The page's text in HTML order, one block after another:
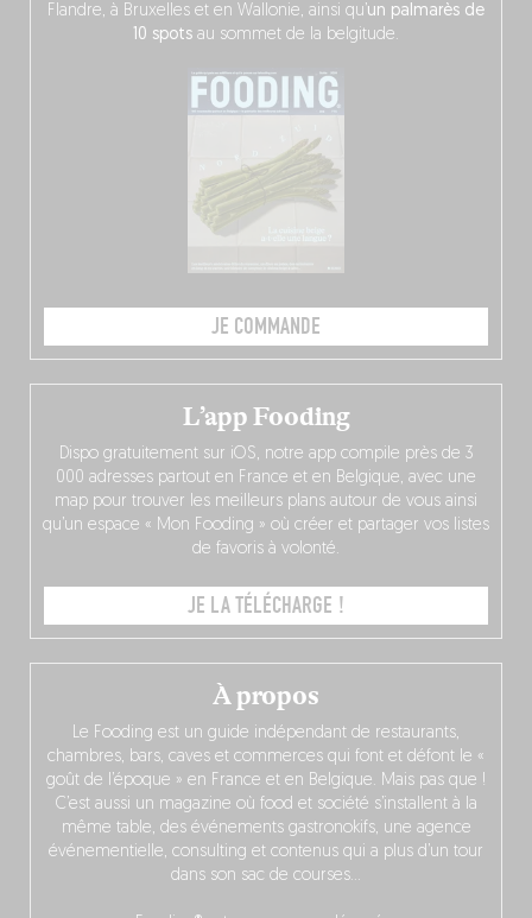
Flandre, à Bruxelles et en Wallonie, ainsi qu’un palmarès de
10 spots au sommet de la belgitude.
JE COMMANDE
À propos
Le Fooding est un guide indépendant de restaurants,
chambres, bars, caves et commerces qui font et défont le «
goût de l’époque » en France et en Belgique. Mais pas que !
C’est aussi un magazine où food et société s’installent à la
même table, des événements gastronokifs, une agence
événementielle, consulting et contenus qui a plus d’un tour
dans son sac de courses…
L’app Fooding
Dispo gratuitement sur iOS, notre app compile près de 3
000 adresses partout en France et en Belgique, avec une
map pour trouver les meilleurs plans autour de vous ainsi
qu’un espace « Mon Fooding » où créer et partager vos listes
de favoris à volonté.
JE LA TÉLÉCHARGE !